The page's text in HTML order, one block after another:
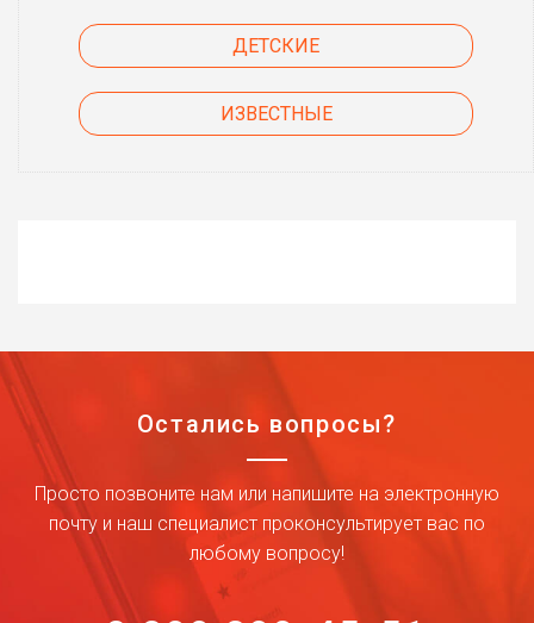
ДЕТСКИЕ
ИЗВЕСТНЫЕ
Остались вопросы?
Просто позвоните нам или напишите на электронную
почту и наш специалист проконсультирует вас по
любому вопросу!